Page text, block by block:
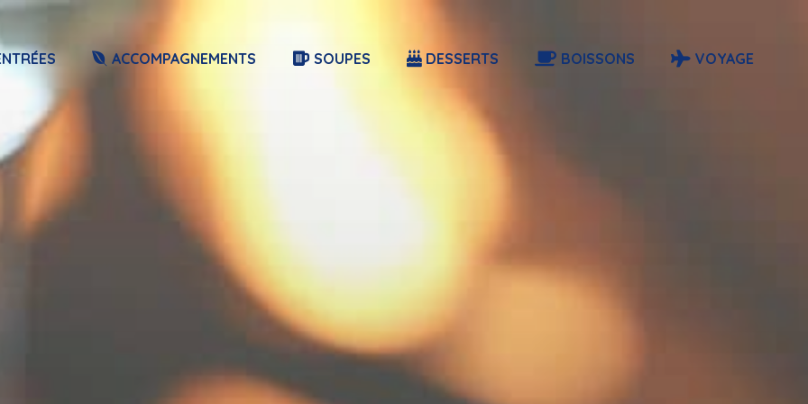
ACCOMPAGNEMENTS SOUPES DESSERTS BOISSONS VOYAGE